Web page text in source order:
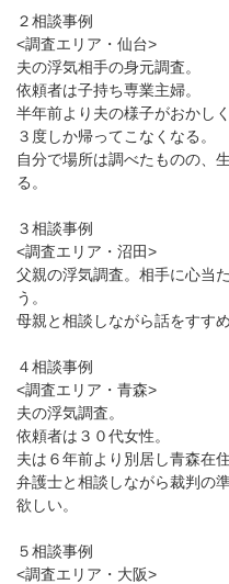
２相談事例
<調査エリア・仙台>
夫の浮気相手の身元調査。
依頼者は子持ち専業主婦。
半年前より夫の様子がおかし
３度しか帰ってこなくなる。
自分で場所は調べたものの、
る。
３相談事例
<調査エリア・沼田>
父親の浮気調査。相手に心当
う。
母親と相談しながら話をすすめ
４相談事例
<調査エリア・青森>
夫の浮気調査。
依頼者は３０代女性。
夫は６年前より別居し青森在住
弁護士と相談しながら裁判の
欲しい。
５相談事例
<調査エリア・大阪>